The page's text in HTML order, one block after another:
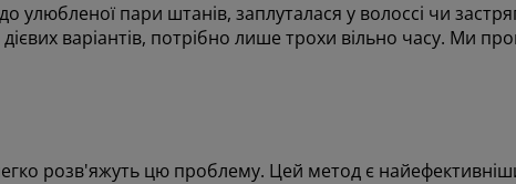
пари штанів, заплуталася у волоссі чи
варіантів, потрібно лише трохи вільно часу. Ми
розв'яжуть цю проблему. Цей метод є